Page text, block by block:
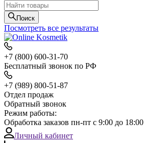
Поиск
Посмотреть все результаты
+7 (800) 600-31-70
Бесплатный звонок по РФ
+7 (989) 800-51-87
Отдел продаж
Обратный звонок
Режим работы:
Обработка заказов пн-пт с 9:00 до 18:00
Личный кабинет